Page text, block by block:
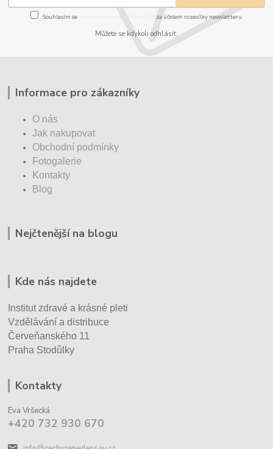
Souhlasím se za účelem rozesílky newsletteru.
Můžete se kdykoli odhlásit.
Informace pro zákazníky
O nás
Jak nakupovat
Obchodní podmínky
Fotogalerie
Kontakty
Blog
Nejčtenější na blogu
Kde nás najdete
Institut zdravé a krásné pleti
Vzdělávání a distribuce
Červeňanského 11
Praha Stodůlky
Kontakty
Eva Vršecká
+420 732 930 670